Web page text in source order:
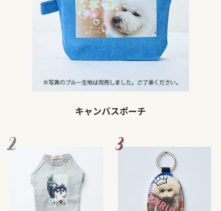
キャンバスポーチ